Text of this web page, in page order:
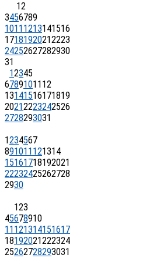
12
3456789
1011 1213141516
17181920212223
24252627282930
31
12345
67891011 12
13141516171819
20212223242526
2728293031
1234567
891011 121314
15161718192021
22232425262728
2930
123
45678910
11 121314151617
18192021222324
25262728293031